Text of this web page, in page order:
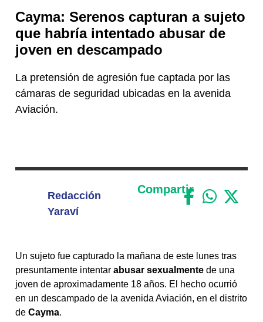
Cayma: Serenos capturan a sujeto
que habría intentado abusar de
joven en descampado
La pretensión de agresión fue captada por las
cámaras de seguridad ubicadas en la avenida
Aviación.
Redacción
Yaraví
Compartir
Un sujeto fue capturado la mañana de este lunes tras
presuntamente intentar abusar sexualmente de una
joven de aproximadamente 18 años. El hecho ocurrió
en un descampado de la avenida Aviación, en el distrito
de Cayma.